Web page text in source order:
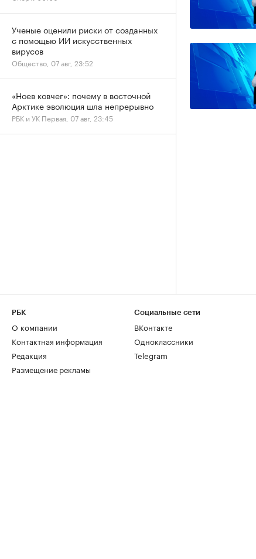
Ученые оценили риски от созданных
с помощью ИИ искусственных
вирусов
Общество, 07 авг, 23:52
«Ноев ковчег»: почему в восточной
Арктике эволюция шла непрерывно
РБК и УК Первая, 07 авг, 23:45
РБК
О компании
Контактная информация
Редакция
Размещение рекламы
Социальные сети
ВКонтакте
Одноклассники
Telegram